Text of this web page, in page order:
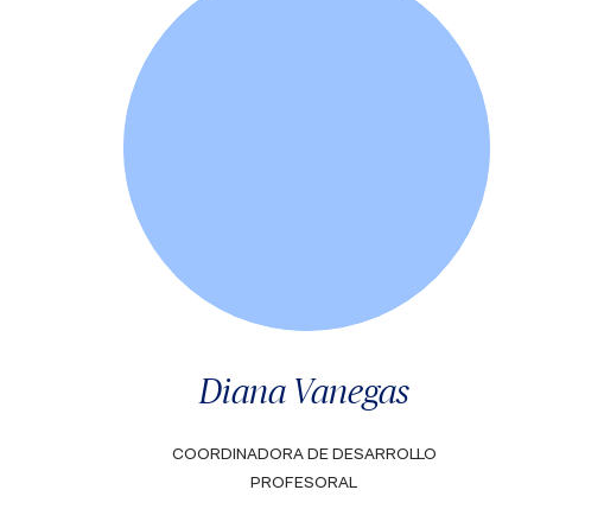
Diana Vanegas
COORDINADORA DE DESARROLLO
PROFESORAL